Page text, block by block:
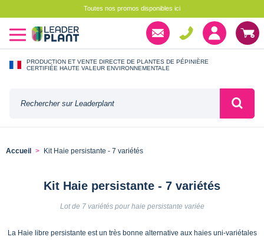
Toutes nos promos disponibles ici
PRODUCTION ET VENTE DIRECTE DE PLANTES DE PÉPINIÈRE
CERTIFIÉE HAUTE VALEUR ENVIRONNEMENTALE
Accueil Kit Haie persistante - 7 variétés
Kit Haie persistante - 7 variétés
Lot de 7 variétés pour haie persistante variée
La Haie libre persistante est un très bonne alternative aux haies uni-variétales